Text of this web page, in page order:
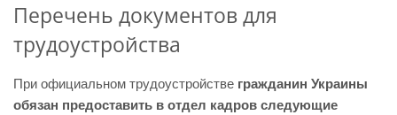
Перечень документов для
трудоустройства
При официальном трудоустройстве гражданин Украины
обязан предоставить в отдел кадров следующие